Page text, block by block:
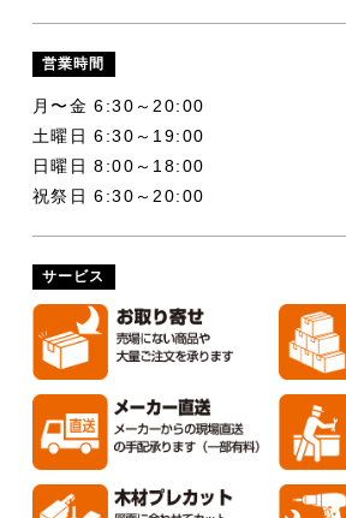
営業時間
月〜金 6:30～20:00
土曜日 6:30～19:00
日曜日 8:00～18:00
祝祭日 6:30～20:00
サービス